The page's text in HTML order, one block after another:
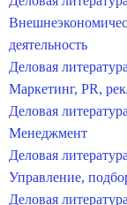
деятельность
Деловая
Маркетинг, PR,
Деловая
Менеджмент
Деловая
Управление,
Деловая